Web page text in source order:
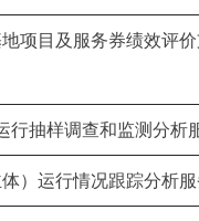
项目及服务券绩效评
行抽样调查和监测分析
）运行情况跟踪分析